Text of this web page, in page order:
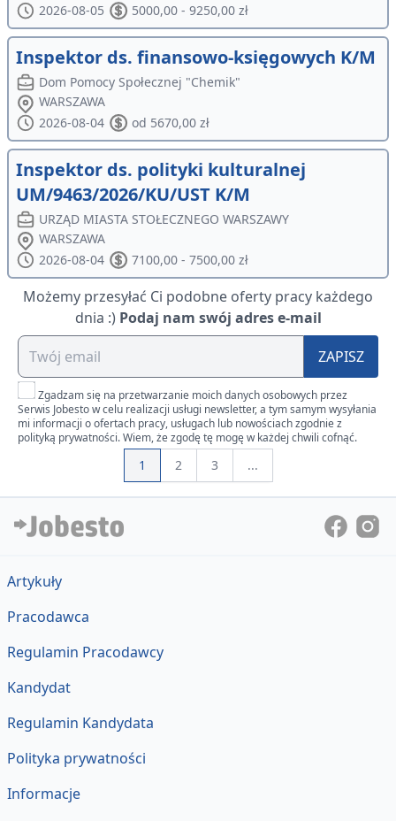
2026-08-05
5000,00 - 9250,00 zł
Inspektor ds. finansowo-księgowych K/M
Dom Pomocy Społecznej "Chemik"
WARSZAWA
2026-08-04
od 5670,00 zł
Inspektor ds. polityki kulturalnej
UM/9463/2026/KU/UST K/M
URZĄD MIASTA STOŁECZNEGO WARSZAWY
WARSZAWA
2026-08-04
7100,00 - 7500,00 zł
Możemy przesyłać Ci podobne oferty pracy każdego
dnia :) Podaj nam swój adres e-mail
ZAPISZ
Zgadzam się na przetwarzanie moich danych osobowych przez
Serwis Jobesto w celu realizacji usługi newsletter, a tym samym wysyłania
mi informacji o ofertach pracy, usługach lub nowościach zgodnie z
polityką prywatności. Wiem, że zgodę tę mogę w każdej chwili cofnąć.
1 2 3 ...
Artykuły
Pracodawca
Regulamin Pracodawcy
Kandydat
Regulamin Kandydata
Polityka prywatności
Informacje